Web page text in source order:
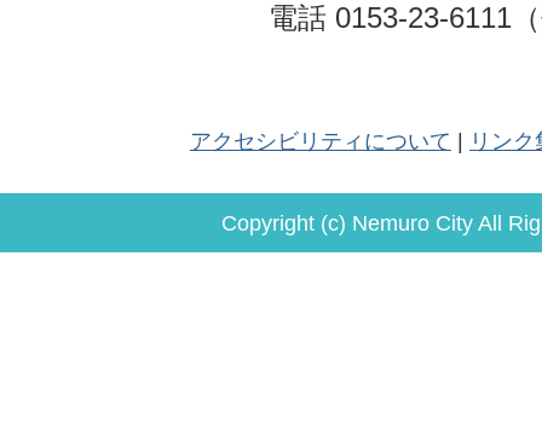
電話 0153-23-6111
アクセシビリティについて リンク
Copyright (c) Nemuro City All